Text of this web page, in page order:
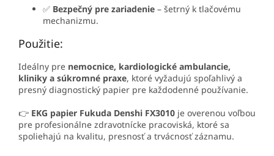
✅ Bezpečný pre zariadenie – šetrný k tlačovému
mechanizmu.
Použitie:
Ideálny pre nemocnice, kardiologické ambulancie,
kliniky a súkromné praxe, ktoré vyžadujú spoľahlivý a
presný diagnostický papier pre každodenné používanie.
👉 EKG papier Fukuda Denshi FX3010 je overenou voľbou
pre profesionálne zdravotnícke pracoviská, ktoré sa
spoliehajú na kvalitu, presnosť a trvácnosť záznamu.